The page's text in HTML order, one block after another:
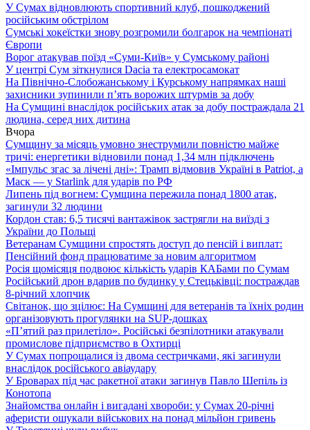
У Сумах відновлюють спортивний клуб, пошкоджений
російським обстрілом
Сумські хокеїстки знову розгромили болгарок на чемпіонаті
Європи
Ворог атакував поїзд «Суми-Київ» у Сумському районі
У центрі Сум зіткнулися Dacia та електросамокат
На Північно-Слобожанському і Курському напрямках наші
захисники зупинили п’ять ворожих штурмів за добу
На Сумщині внаслідок російських атак за добу постраждала 21
людина, серед них дитина
Вчора
Сумщину за місяць умовно знеструмили повністю майже
тричі: енергетики відновили понад 1,34 млн підключень
«Імпульс згас за лічені дні»: Трамп відмовив Україні в Patriot, а
Маск — у Starlink для ударів по РФ
Липень під вогнем: Сумщина пережила понад 1800 атак,
загинули 32 людини
Кордон став: 6,5 тисячі вантажівок застрягли на виїзді з
України до Польщі
Ветеранам Сумщини спростять доступ до пенсій і виплат:
Пенсійний фонд працюватиме за новим алгоритмом
Росія щомісяця подвоює кількість ударів КАБами по Сумам
Російський дрон вдарив по будинку у Стецьківці: постраждав
8-річний хлопчик
Світанок, що зцілює: На Сумщині для ветеранів та їхніх родин
організовують прогулянки на SUP-дошках
«П’ятий раз прилетіло». Російські безпілотники атакували
промислове підприємство в Охтирці
У Сумах попрощалися із двома сестричками, які загинули
внаслідок російського авіаудару
У Броварах під час ракетної атаки загинув Павло Шепіль із
Конотопа
Знайомства онлайн і вигадані хвороби: у Сумах 20-річні
аферисти ошукали військових на понад мільйон гривень